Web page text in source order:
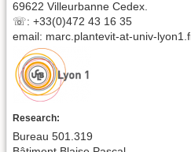
69622 Villeurbanne Cedex.
☏: +33(0)472 43 16 35
email: marc.plantevit-at-univ-
Research:
Bureau 501.319